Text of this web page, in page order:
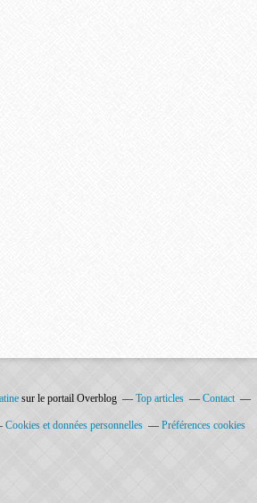
sur le portail Overblog Top articles Contact
Cookies et données personnelles Préférences cookies